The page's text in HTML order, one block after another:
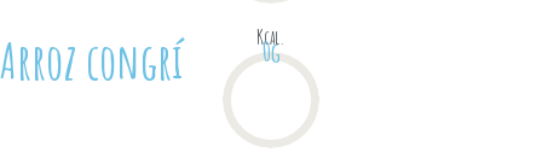
Kcal.
0g
Arroz congrí